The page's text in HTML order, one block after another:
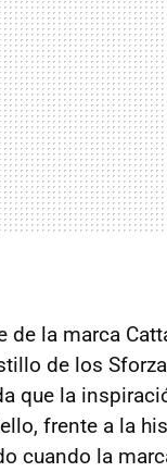
de la marca
de los
que la
frente a la
cuando la